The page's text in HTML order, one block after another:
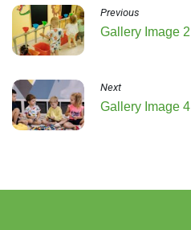
Previous
Gallery Image 2
Next
Gallery Image 4